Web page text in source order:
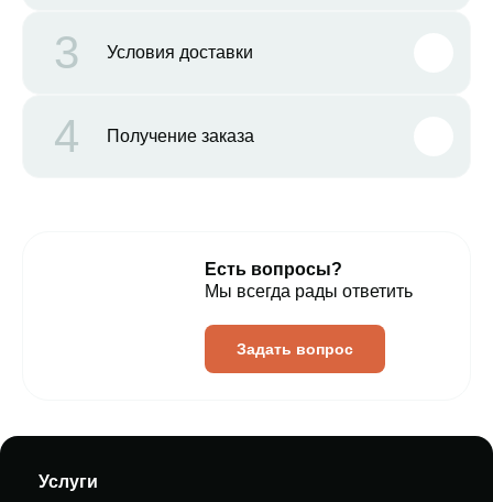
3 Условия доставки
4 Получение заказа
Есть вопросы?
Мы всегда рады ответить
Задать вопрос
Услуги